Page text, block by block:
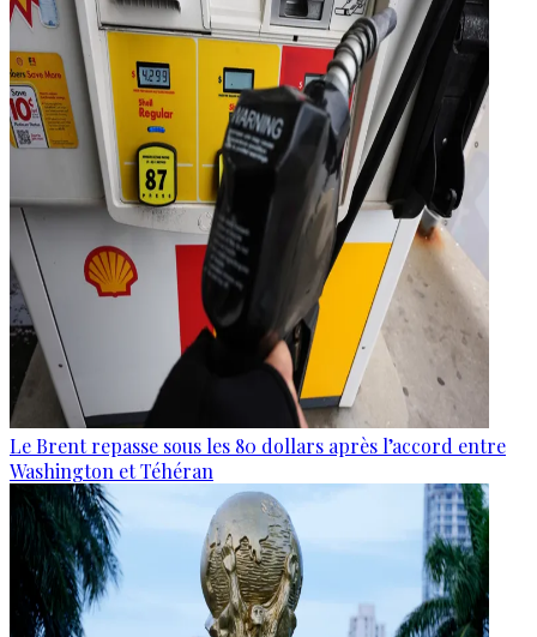
Le Brent repasse sous les 80 dollars après l’accord entre
Washington et Téhéran